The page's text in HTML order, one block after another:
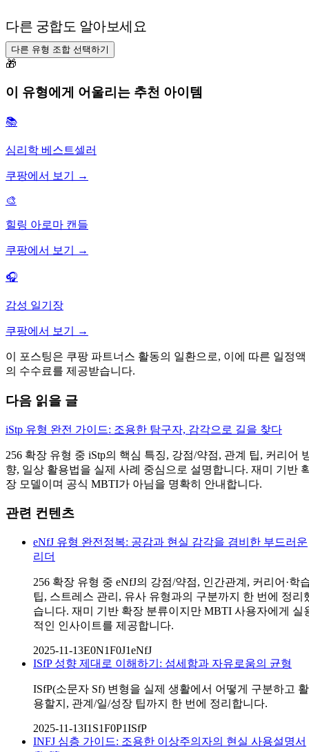
다른 궁합도 알아보세요
다른 유형 조합 선택하기
🎁
이 유형에게 어울리는 추천 아이템
📚
심리학 베스트셀러
쿠팡에서 보기 →
🎨
힐링 아로마 캔들
쿠팡에서 보기 →
🎧
감성 일기장
쿠팡에서 보기 →
이 포스팅은 쿠팡 파트너스 활동의 일환으로, 이에 따른 일정액
의 수수료를 제공받습니다.
다음 읽을 글
iStp 유형 완전 가이드: 조용한 탐구자, 감각으로 길을 찾다
256 확장 유형 중 iStp의 핵심 특징, 강점/약점, 관계 팁, 커리어
향, 일상 활용법을 실제 사례 중심으로 설명합니다. 재미 기반
장 모델이며 공식 MBTI가 아님을 명확히 안내합니다.
관련 컨텐츠
eNfJ 유형 완전정복: 공감과 현실 감각을 겸비한 부드러운
리더
256 확장 유형 중 eNfJ의 강점/약점, 인간관계, 커리어·학
팁, 스트레스 관리, 유사 유형과의 구분까지 한 번에 정리
습니다. 재미 기반 확장 분류이지만 MBTI 사용자에게 실
적인 인사이트를 제공합니다.
2025-11-13E0N1F0J1eNfJ
ISfP 성향 제대로 이해하기: 섬세함과 자유로움의 균형
ISfP(소문자 Sf) 변형을 실제 생활에서 어떻게 구분하고 활
용할지, 관계/일/성장 팁까지 한 번에 정리합니다.
2025-11-13I1S1F0P1ISfP
INFJ 심층 가이드: 조용한 이상주의자의 현실 사용설명서